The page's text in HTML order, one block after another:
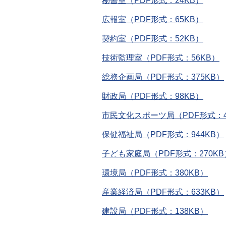
広報室（PDF形式：65KB）
契約室（PDF形式：52KB）
技術監理室（PDF形式：56KB）
総務企画局（PDF形式：375KB）
財政局（PDF形式：98KB）
市民文化スポーツ局（PDF形式：
保健福祉局（PDF形式：944KB）
子ども家庭局（PDF形式：270KB
環境局（PDF形式：380KB）
産業経済局（PDF形式：633KB）
建設局（PDF形式：138KB）